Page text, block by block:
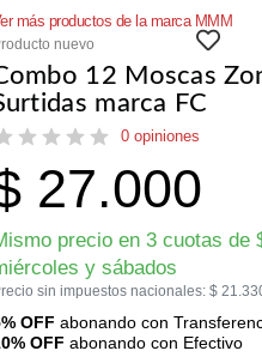
más productos de la marca MMM
nuevo
12 Moscas
marca FC
0 opiniones
27.000
precio en 3 cuotas de
y sábados
sin impuestos nacionales: $
OFF abonando con
OFF abonando con Efectivo